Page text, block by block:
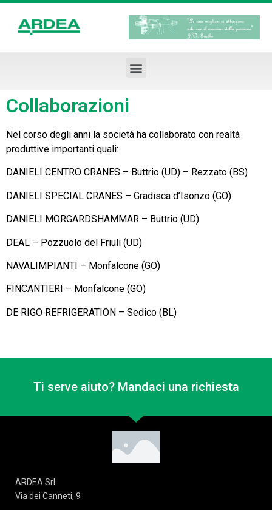
Collaborazioni
Nel corso degli anni la società ha collaborato con realtà
produttive importanti quali:
DANIELI CENTRO CRANES – Buttrio (UD) – Rezzato (BS)
DANIELI SPECIAL CRANES – Gradisca d’Isonzo (GO)
DANIELI MORGARDSHAMMAR – Buttrio (UD)
DEAL – Pozzuolo del Friuli (UD)
NAVALIMPIANTI – Monfalcone (GO)
FINCANTIERI – Monfalcone (GO)
DE RIGO REFRIGERATION – Sedico (BL)
Ti serve aiuto? Mandaci una richiesta
ARDEA Srl
Via dei Canneti, 9